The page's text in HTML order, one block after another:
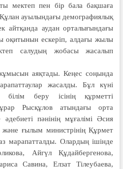
мектеп пен бір бала бақшаға
Құлан ауылындағы демографиялық
айтқанда аудан орталығындағы
оқитынын ескеріп, алдағы жылы
салудың жобасы жасалып
аяқтады. Кеңес соңында
жасалды. Бұл күні
білім беру ісінің құрметті
Рысқұлов атындағы орта
пәнінің мұғалімі Әсия
және ғылым министрінің Құрмет
марапатталды. Олардың ішінде
Айгүл Құдайбергенова,
Савина, Елзат Тілеубаева,